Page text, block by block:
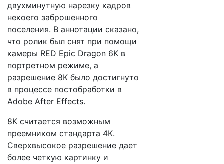
двухминутную нарезку кадров
некоего заброшенного
поселения. В аннотации сказано,
что ролик был снят при помощи
камеры RED Epic Dragon 6K в
портретном режиме, а
разрешение 8К было достигнуто
в процессе постобработки в
Adobe After Effects.
8K считается возможным
преемником стандарта 4К.
Сверхвысокое разрешение дает
более четкую картинку и